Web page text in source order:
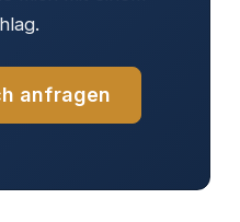
anfragen